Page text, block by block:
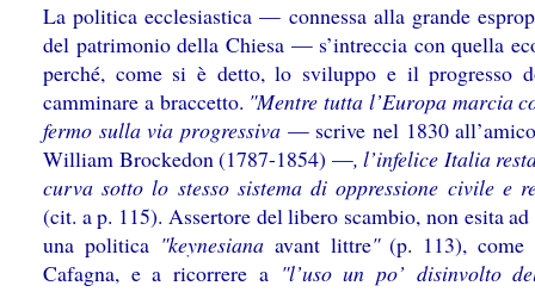
La politica ecclesiastica — connessa alla grande
del patrimonio della Chiesa — s’intreccia con quella
perché, come si è detto, lo sviluppo e il progresso
camminare a braccetto. "Mentre tutta l’Europa marcia
fermo sulla via progressiva — scrive nel 1830
William Brockedon (1787-1854) —, l’infelice Italia
curva sotto lo stesso sistema di oppressione civile e
(cit. a p. 115). Assertore del libero scambio, non esita ad
una politica "keynesiana avant littre"(p. 113), come
Cafagna, e a ricorrere a "l’uso un po’ disinvolto